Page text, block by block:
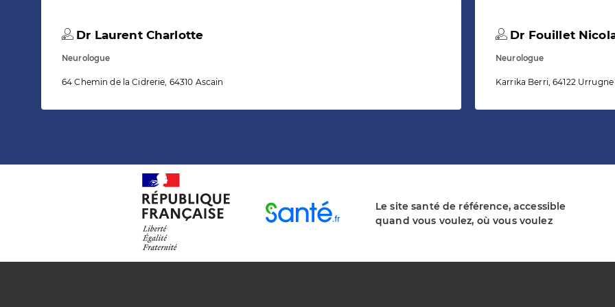
Dr Laurent Charlotte
Neurologue
64 Chemin de la Cidrerie, 64310 Ascain
Dr Fouillet
Neurologue
Karrika Berri, 64122 Urrugne
Le site santé de référence, accessible
quand vous voulez, où vous voulez